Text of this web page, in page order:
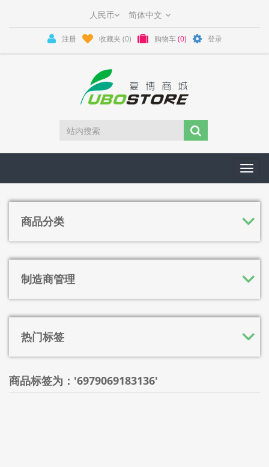
注册 收藏夹 (0) 购物车 (0) 登录
商品分类
制造商管理
热门标签
商品标签为：'6979069183136'